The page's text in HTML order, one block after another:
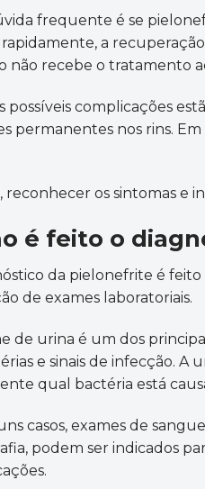
frequente é se
a
não recebe o tratamento
possíveis complicações
permanentes nos rins.
reconhecer os sintomas
é feito o
da pielonefrite é feito
de exames laboratoriais.
de urina é um dos
e sinais de infecção.
qual bactéria está
casos, exames de
podem ser indicados